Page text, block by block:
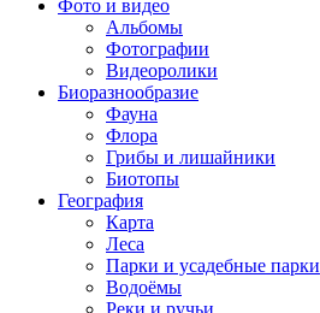
Фото и видео
Альбомы
Фотографии
Видеоролики
Биоразнообразие
Фауна
Флора
Грибы и лишайники
Биотопы
География
Карта
Леса
Парки и усадебные парки
Водоёмы
Реки и ручьи